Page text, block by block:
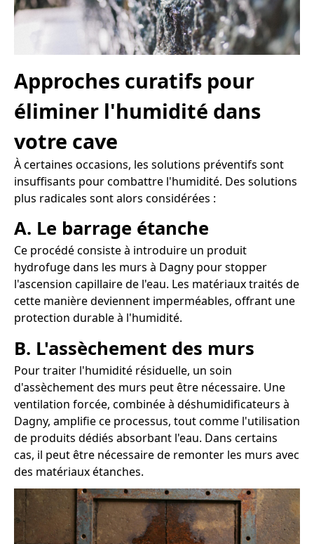
Approches curatifs pour
éliminer l'humidité dans
votre cave
À certaines occasions, les solutions préventifs sont
insuffisants pour combattre l'humidité. Des solutions
plus radicales sont alors considérées :
A. Le barrage étanche
Ce procédé consiste à introduire un produit
hydrofuge dans les murs à Dagny pour stopper
l'ascension capillaire de l'eau. Les matériaux traités de
cette manière deviennent imperméables, offrant une
protection durable à l'humidité.
B. L'assèchement des murs
Pour traiter l'humidité résiduelle, un soin
d'assèchement des murs peut être nécessaire. Une
ventilation forcée, combinée à déshumidificateurs à
Dagny, amplifie ce processus, tout comme l'utilisation
de produits dédiés absorbant l'eau. Dans certains
cas, il peut être nécessaire de remonter les murs avec
des matériaux étanches.